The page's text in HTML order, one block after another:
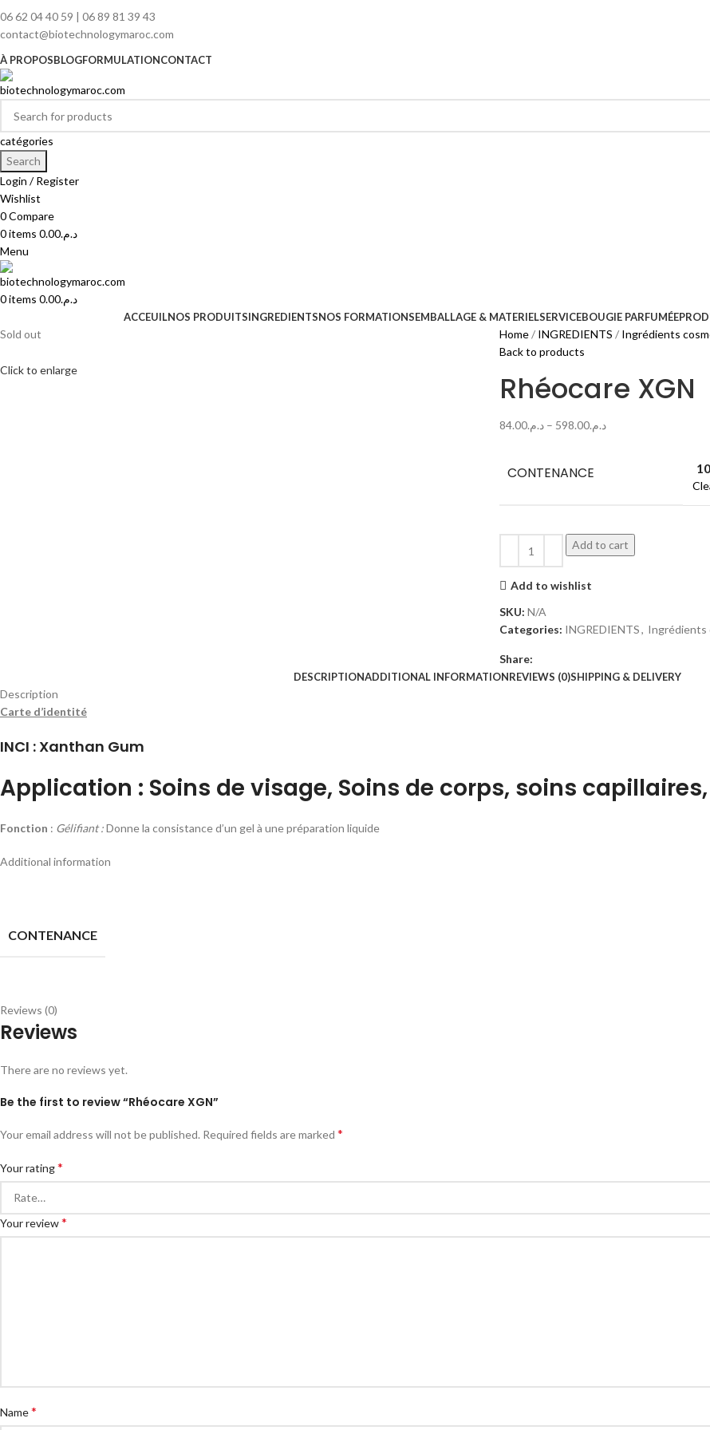
06 62 04 40 59 | 06 89 81 39 43
contact@biotechnologymaroc.com
À PROPOSBLOGFORMULATIONCONTACT
catégories
Search
Login / Register
Wishlist
0Compare
0items د.م.0.00
Menu
0items د.م.0.00
ACCEUILNOS PRODUITSINGREDIENTSNOS FORMATIONSEMBALLAGE & MATERIELSERVICEBOUGIE PARFUMÉE
Sold out
Click to enlarge
Home INGREDIENTS Ingrédients
Back to products
Rhéocare XGN
د.م.84.00 – د.م.598.00
CONTENANCE
Add to cart
Add to wishlist
SKU: N/A
Categories: INGREDIENTS, Ingrédients
Share:
DESCRIPTIONADDITIONAL INFORMATIONREVIEWS (0)SHIPPING & DELIVERY
Description
Carte d’identité
INCI : Xanthan Gum
Application : Soins de visage, Soins de corps, soins
Fonction : Gélifiant :Donne la consistance d’un gel à une préparation liquide
Additional information
CONTENANCE
Reviews (0)
Reviews
There are no reviews yet.
Be the first to review “Rhéocare XGN”
Your email address will not be published. Required fields are marked *
Your rating*
Your review*
Name*